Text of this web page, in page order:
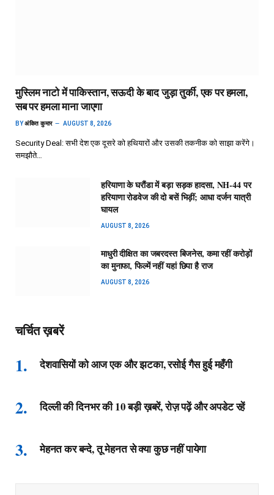
मुस्लिम नाटो में पाकिस्तान, सऊदी के बाद जुड़ा तुर्की, एक पर हमला,
सब पर हमला माना जाएगा
BYअंकित कुमार AUGUST 8, 2026
Security Deal: सभी देश एक दूसरे को हथियारों और उसकी तकनीक को साझा करेंगे।
समझौते…
हरियाणा के घरौंडा में बड़ा सड़क हादसा, NH-44 पर
हरियाणा रोडवेज की दो बसें भिड़ीं; आधा दर्जन यात्री
घायल
AUGUST 8, 2026
माधुरी दीक्षित का जबरदस्त बिजनेस, कमा रहीं करोड़ों
का मुनाफा, फिल्में नहीं यहां छिपा है राज
AUGUST 8, 2026
चर्चित ख़बरें
देशवासियों को आज एक और झटका, रसोई गैस हुई महँगी
दिल्ली की दिनभर की 10 बड़ी ख़बरें, रोज़ पढ़ें और अपडेट रहें
मेहनत कर बन्दे, तू मेहनत से क्या कुछ नहीं पायेगा